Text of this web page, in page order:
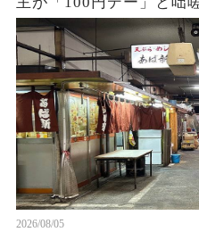
店の立ち退き当日、まさ
2026/08/05